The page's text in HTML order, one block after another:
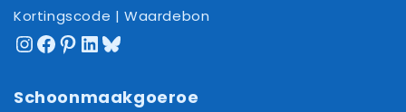
Kortingscode | Waardebon
Instagram
Facebook
Pinterest
LinkedIn
Bluesky
Schoonmaakgoeroe